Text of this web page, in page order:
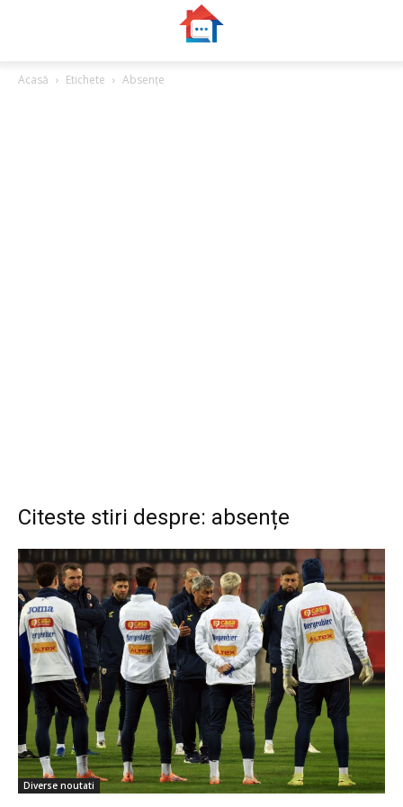
Acasă Etichete Absențe
Citeste stiri despre: absențe
Diverse noutati